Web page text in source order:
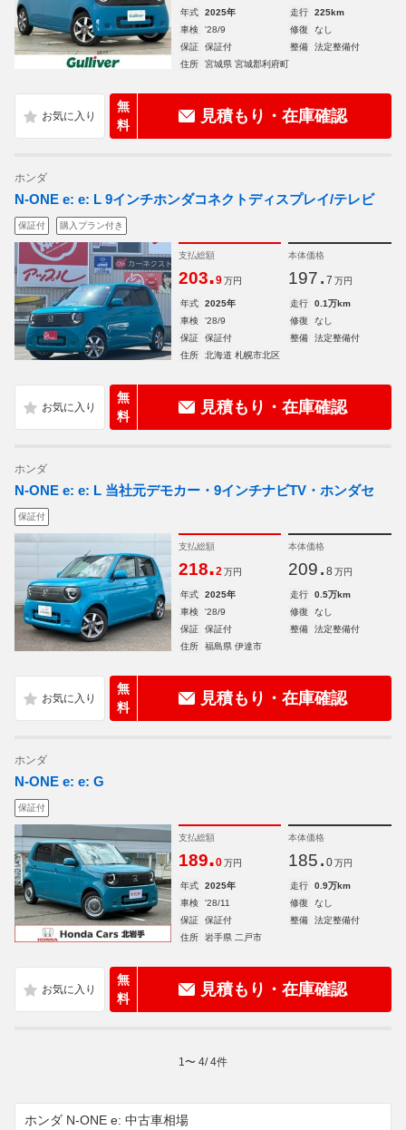
年式 2025年 走行
225km
車検
'28/9 修復
なし
保証
保証付 整備
法定整備付
住所
宮城県 宮城郡利府町
無
料
見積もり・在庫確認
ホンダ
N-ONE e: e: L 9インチホンダコネクトディスプレイ/テレビ
保証付 購入プラン付き
支払総額
203.9 万円
本体価格
197. 7 万円
年式 2025年 走行
0.1万km
車検
'28/9 修復
なし
保証
保証付 整備
法定整備付
住所
北海道 札幌市北区
無
料
見積もり・在庫確認
ホンダ
N-ONE e: e: L 当社元デモカー・9インチナビTV・ホンダセ
保証付
支払総額
218.2 万円
本体価格
209. 8 万円
年式 2025年 走行
0.5万km
車検
'28/9 修復
なし
保証
保証付 整備
法定整備付
住所
福島県 伊達市
無
料
見積もり・在庫確認
ホンダ
N-ONE e: e: G
保証付
支払総額
189.0 万円
本体価格
185. 0 万円
年式 2025年 走行
0.9万km
車検
'28/11 修復
なし
保証
保証付 整備
法定整備付
住所
岩手県 二戸市
無
料
見積もり・在庫確認
1 〜 4/4件
ホンダ N-ONE e: 中古車相場